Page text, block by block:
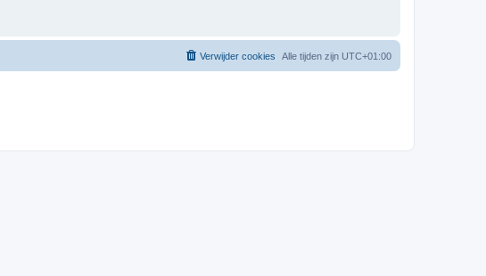
Alle tijden zijn UTC+01:00
Verwijder cookies